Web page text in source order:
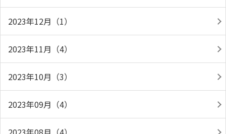
2023年12月（1）
2023年11月（4）
2023年10月（3）
2023年09月（4）